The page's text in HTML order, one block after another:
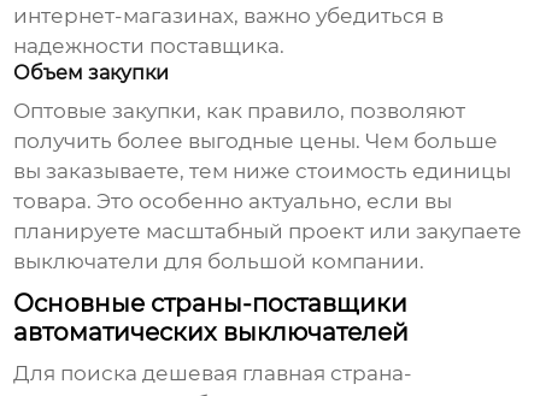
интернет-магазинах, важно убедиться в
надежности поставщика.
Объем закупки
Оптовые закупки, как правило, позволяют
получить более выгодные цены. Чем больше
вы заказываете, тем ниже стоимость единицы
товара. Это особенно актуально, если вы
планируете масштабный проект или закупаете
выключатели для большой компании.
Основные страны-поставщики
автоматических выключателей
Для поискадешевая главная страна-